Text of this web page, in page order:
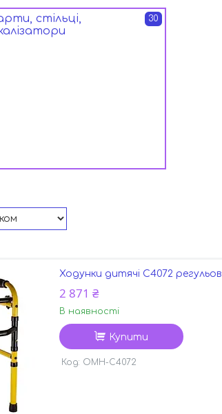
стільці,
30
Ходунки дитячі C4072
2 871 ₴
В наявності
Купити
OMH-C4072